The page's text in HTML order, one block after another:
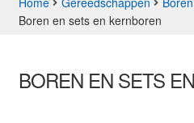
Assortiment
Aanbiedingen
Boren en sets en kernboren
BOREN EN SETS